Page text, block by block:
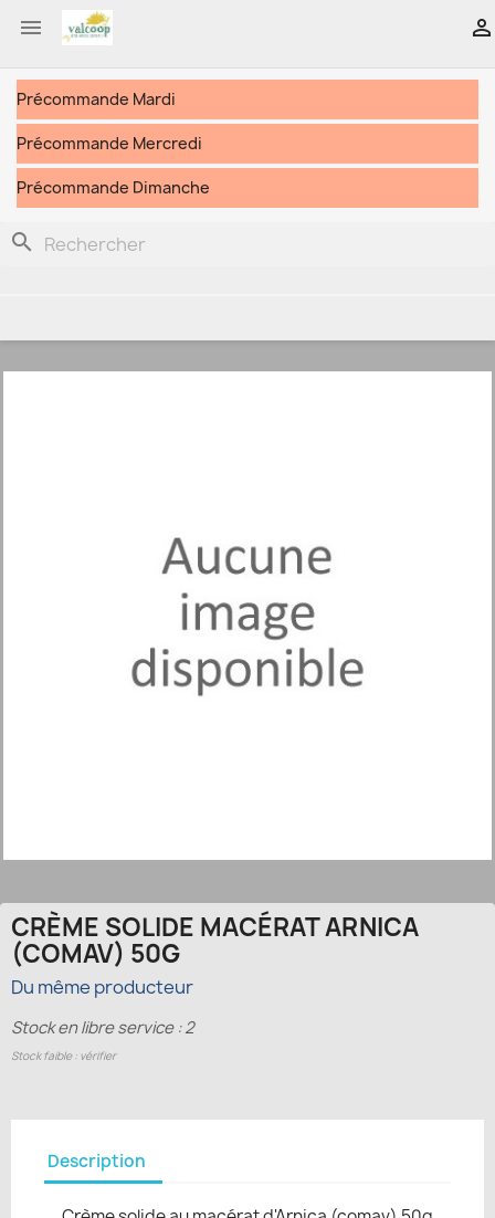
 
Précommande Mardi
Précommande Mercredi
Précommande Dimanche
search
CRÈME SOLIDE MACÉRAT ARNICA
(COMAV) 50G
Du même producteur
Stock en libre service : 2
Stock faible : vérifier
Description